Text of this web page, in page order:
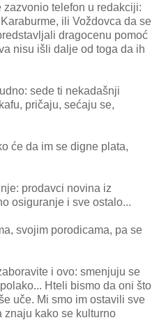
telefon u redakciji:
ili Voždovca da se
dragocenu pomoć
nisu išli dalje od toga da ih
sede ti nekadašnji
pričaju, sećaju se,
će da im se digne plata,
prodavci novina iz
osiguranje i sve ostalo...
svojim porodicama, pa se
i ovo: smenjuju se
Hteli bismo da oni što
uče. Mi smo im ostavili sve
znaju kako se kulturno